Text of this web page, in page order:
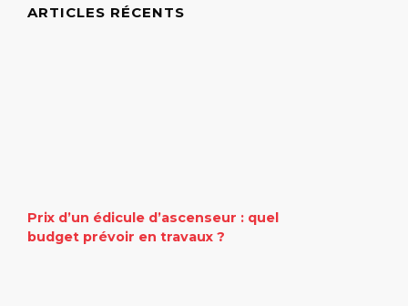
ARTICLES RÉCENTS
Prix d’un édicule d’ascenseur : quel
budget prévoir en travaux ?